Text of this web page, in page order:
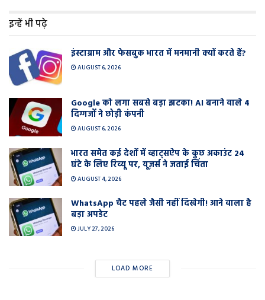
इन्हें भी पढ़े
इंस्टाग्राम और फेसबुक भारत में मनमानी क्यों करते हैं?
AUGUST 6, 2026
Google को लगा सबसे बड़ा झटका! AI बनाने वाले 4
दिग्गजों ने छोड़ी कंपनी
AUGUST 6, 2026
भारत समेत कई देशों में व्हाट्सऐप के कुछ अकाउंट 24
घंटे के लिए रिव्यू पर, यूज़र्स ने जताई चिंता
AUGUST 4, 2026
WhatsApp चैट पहले जैसी नहीं दिखेगी! आने वाला है
बड़ा अपडेट
JULY 27, 2026
LOAD MORE